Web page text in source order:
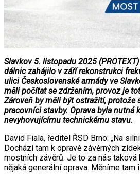
Slavkov 5. listopadu 2025
dálnic zahájilo v září rekonstrukci
ulici Československé armády ve
měli počítat se zdržením, provoz je
Zároveň by měli být ostražití, protože
pracovníci stavby. Oprava byla nutná
nevyhovujícímu technickému stavu.
David Fiala, ředitel ŘSD Brno: „Na
Dochází tam k opravě závěrných
mostních závěrů. Je to za nás taková
nějaká generální oprava. Měníme tam i